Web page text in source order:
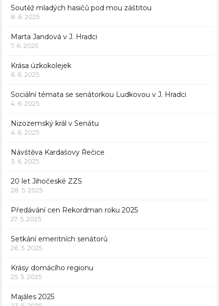
Soutěž mladých hasičů pod mou záštitou
8. 6. 2025
Marta Jandová v J. Hradci
7. 6. 2025
Krása úzkokolejek
6. 6. 2025
Sociální témata se senátorkou Ludkovou v J. Hradci
4. 6. 2025
Nizozemský král v Senátu
4. 6. 2025
Návštěva Kardašovy Řečice
3. 6. 2025
20 let Jihočeské ZZS
28. 5. 2025
Předávání cen Rekordman roku 2025
27. 5. 2025
Setkání emeritních senátorů
26. 5. 2025
Krásy domácího regionu
25. 5. 2025
Majáles 2025